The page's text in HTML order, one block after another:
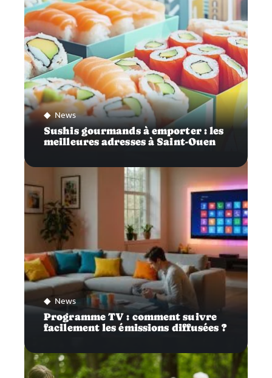
News
Sushis gourmands à emporter : les
meilleures adresses à Saint-Ouen
News
Programme TV : comment suivre
facilement les émissions diffusées ?